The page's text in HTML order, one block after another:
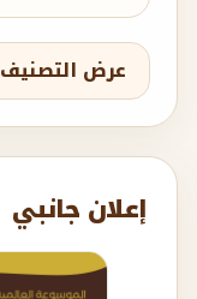
عرض التصنيف
إعلان جانبي